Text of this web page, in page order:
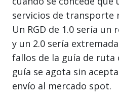
servicios de transporte
Un RGD de 1.0 sería
y un 2.0 sería
fallos de la guía de ruta
guía se agota sin
envío al mercado spot.